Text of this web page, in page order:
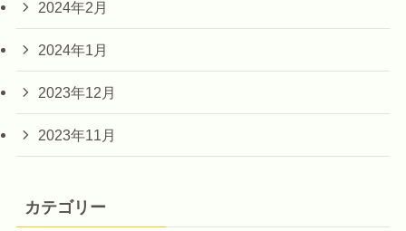
2024年2月
2024年1月
2023年12月
2023年11月
カテゴリー